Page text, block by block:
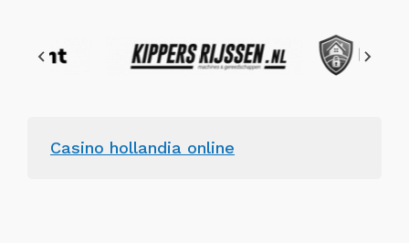
Casino hollandia online